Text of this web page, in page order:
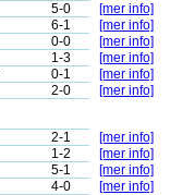
5-0
[mer info]
6-1
[mer info]
0-0
[mer info]
1-3
[mer info]
0-1
[mer info]
2-0 [mer info]
2-1
[mer info]
1-2
[mer info]
5-1
[mer info]
4-0
[mer info]